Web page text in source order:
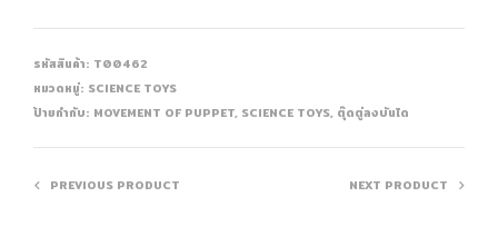
รหัสสินค้า: T00462
หมวดหมู่: SCIENCE TOYS
ป้ายกำกับ: MOVEMENT OF PUPPET, SCIENCE TOYS, ตุ๊ดตู่ลงบันได
PREVIOUS PRODUCT NEXT PRODUCT